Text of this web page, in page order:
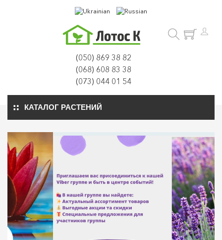
(050) 869 38 82
(068) 608 83 38
(073) 044 01 54
КАТАЛОГ РАСТЕНИЙ